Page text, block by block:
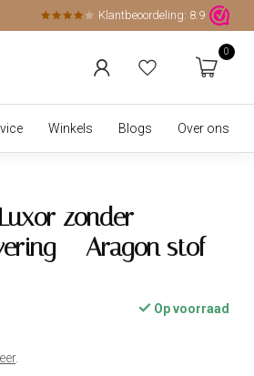
Klantbeoordeling: 8.9
0
Winkels Blogs Over ons
zonder
– Aragon stof
Op voorraad
.